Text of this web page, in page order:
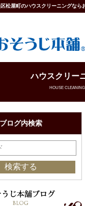
松屋町のハウスクリーニングなら
ハウスクリー
HOUSE CLEANING
ブログ内検索